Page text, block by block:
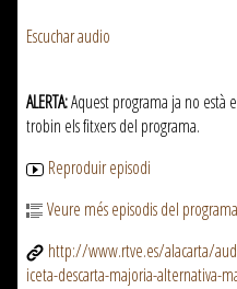
Escuchar audio
ALERTA:Aquest programa ja no està
trobin els fitxers del programa.
Reproduir episodi
Veure més episodis del
http://www.rtve.es/alacarta/
iceta-descarta-majoria-alternativa-